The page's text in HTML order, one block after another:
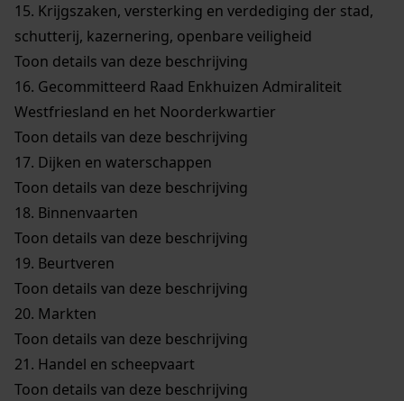
15. Krijgszaken, versterking en verdediging der stad,
schutterij, kazernering, openbare veiligheid
Toon details van deze beschrijving
16. Gecommitteerd Raad Enkhuizen Admiraliteit
Westfriesland en het Noorderkwartier
Toon details van deze beschrijving
17. Dijken en waterschappen
Toon details van deze beschrijving
18. Binnenvaarten
Toon details van deze beschrijving
19. Beurtveren
Toon details van deze beschrijving
20. Markten
Toon details van deze beschrijving
21. Handel en scheepvaart
Toon details van deze beschrijving